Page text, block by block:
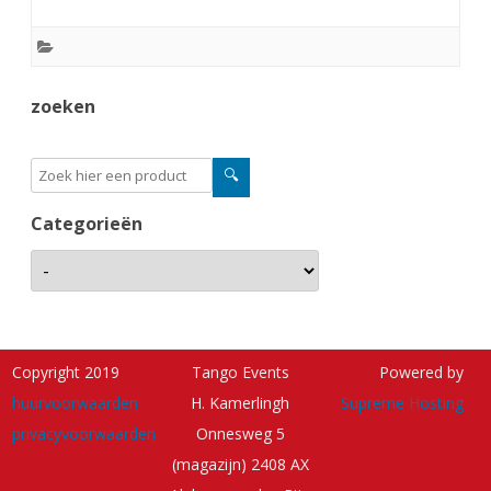
zoeken
Categorieën
Copyright 2019
huurvoorwaarden
privacyvoorwaarden
Tango Events
H. Kamerlingh
Onnesweg 5
(magazijn) 2408 AX
Powered by
Supreme Hosting